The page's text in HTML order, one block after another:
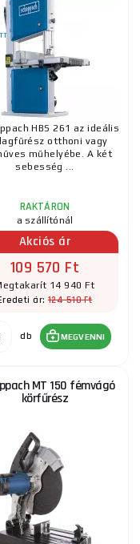
HBS 261 az ideális
otthoni vagy
műhelyébe. A két
sebesség ...
RAKTÁRON
a szállítónál
Akciós ár
109 570 Ft
14 940 Ft
ár: 124 510 Ft
db MEGVENNI
MT 150 fémvágó
körfűrész